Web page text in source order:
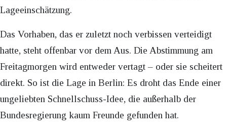
Lageeinschätzung.
Das Vorhaben, das er zuletzt noch verbissen verteidigt
hatte, steht offenbar vor dem Aus. Die Abstimmung am
Freitagmorgen wird entweder vertagt – oder sie scheitert
direkt. So ist die Lage in Berlin: Es droht das Ende einer
ungeliebten Schnellschuss-Idee, die außerhalb der
Bundesregierung kaum Freunde gefunden hat.